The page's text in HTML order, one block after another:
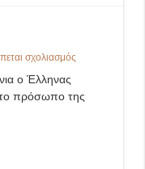
σχολιασμόςστο
ο Έλληνας
το πρόσωπο της